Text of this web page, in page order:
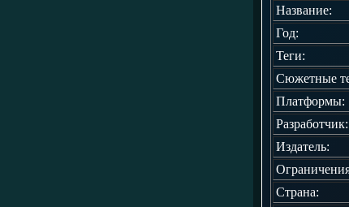
Название:
Год:
Теги:
Сюжетные
Платформы:
Разработчик:
Издатель:
Страна: